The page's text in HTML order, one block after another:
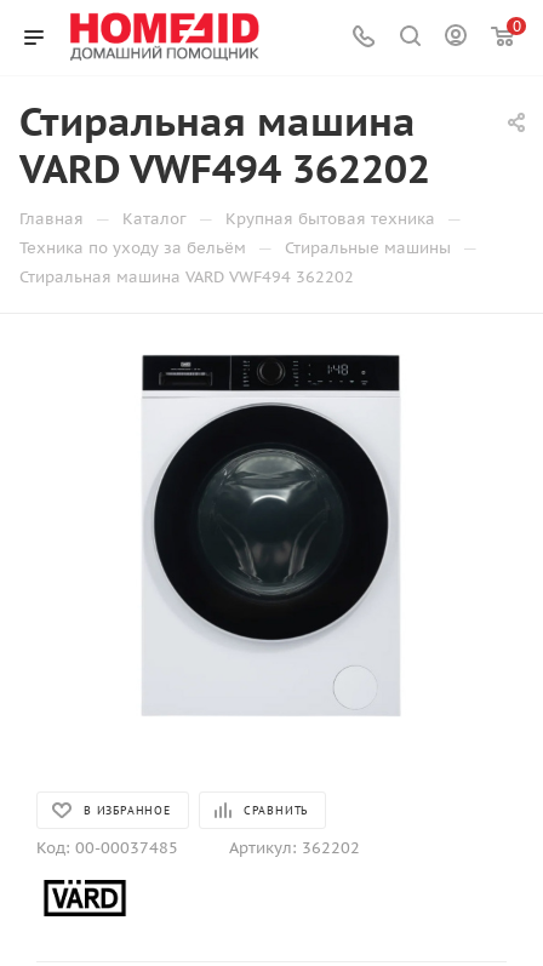
0
Стиральная машина
VARD VWF494 362202
Главная — Каталог — Крупная бытовая техника —
Техника по уходу за бельём — Стиральные машины —
Стиральная машина VARD VWF494 362202
В ИЗБРАННОЕ СРАВНИТЬ
Код: 00-00037485 Артикул: 362202